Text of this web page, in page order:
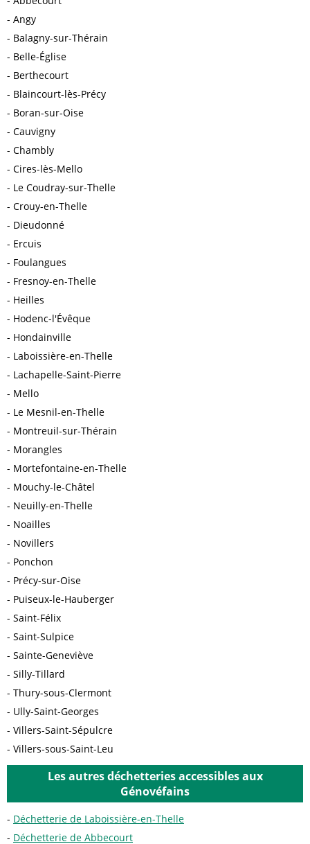
Angy
Balagny-sur-Thérain
Belle-Église
Berthecourt
Blaincourt-lès-Précy
Boran-sur-Oise
Cauvigny
Chambly
Cires-lès-Mello
Le Coudray-sur-Thelle
Crouy-en-Thelle
Dieudonné
Ercuis
Foulangues
Fresnoy-en-Thelle
Heilles
Hodenc-l'Évêque
Hondainville
Laboissière-en-Thelle
Lachapelle-Saint-Pierre
Mello
Le Mesnil-en-Thelle
Montreuil-sur-Thérain
Morangles
Mortefontaine-en-Thelle
Mouchy-le-Châtel
Neuilly-en-Thelle
Noailles
Novillers
Ponchon
Précy-sur-Oise
Puiseux-le-Hauberger
Saint-Félix
Saint-Sulpice
Sainte-Geneviève
Silly-Tillard
Thury-sous-Clermont
Ully-Saint-Georges
Villers-Saint-Sépulcre
Villers-sous-Saint-Leu
Les autres déchetteries accessibles aux
Génovéfains
Déchetterie de Laboissière-en-Thelle
Déchetterie de Abbecourt